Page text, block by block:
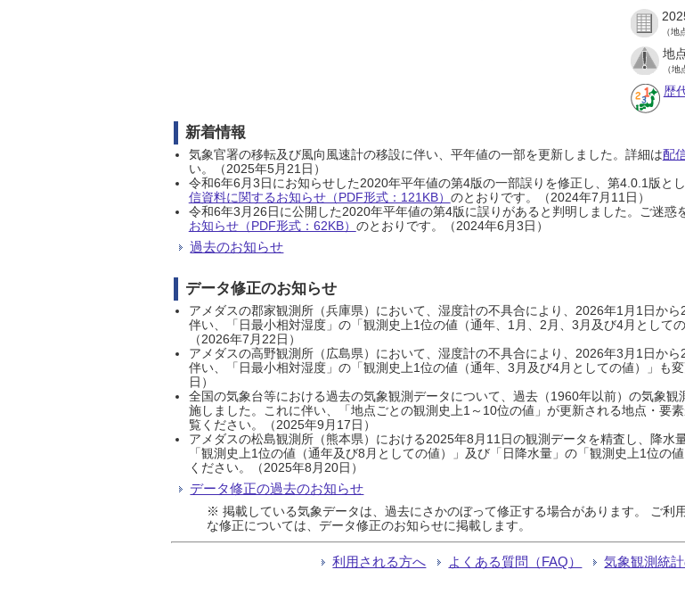
（地
地
（
歴
新着情報
気象官署の移転及び風向風速計の移設に伴い、平年値の一部を更新しました。詳細は配
い。（2025年5月21日）
令和6年6月3日にお知らせした2020年平年値の第4版の一部誤りを修正し、第4.0.1版と
信資料に関するお知らせ（PDF形式：121KB） のとおりです。（2024年7月11日）
令和6年3月26日に公開した2020年平年値の第4版に誤りがあると判明しました。ご迷惑
お知らせ（PDF形式：62KB） のとおりです。（2024年6月3日）
過去のお知らせ
データ修正のお知らせ
アメダスの郡家観測所（兵庫県）において、湿度計の不具合により、2026年1月1日か
伴い、「日最小相対湿度」の「観測史上1位の値（通年、1月、2月、3月及び4月として
（2026年7月22日）
アメダスの高野観測所（広島県）において、湿度計の不具合により、2026年3月1日か
伴い、「日最小相対湿度」の「観測史上1位の値（通年、3月及び4月としての値）」も
日）
全国の気象台等における過去の気象観測データについて、過去（1960年以前）の気象
施しました。これに伴い、「地点ごとの観測史上1～10位の値」が更新される地点・要
覧ください。（2025年9月17日）
アメダスの松島観測所（熊本県）における2025年8月11日の観測データを精査し、降
「観測史上1位の値（通年及び8月としての値）」及び「日降水量」の「観測史上1位の
ください。（2025年8月20日）
データ修正の過去のお知らせ
※ 掲載している気象データは、過去にさかのぼって修正する場合があります。 ご利
な修正については、データ修正のお知らせに掲載します。
利用される方へ よくある質問（FAQ） 気象観測統